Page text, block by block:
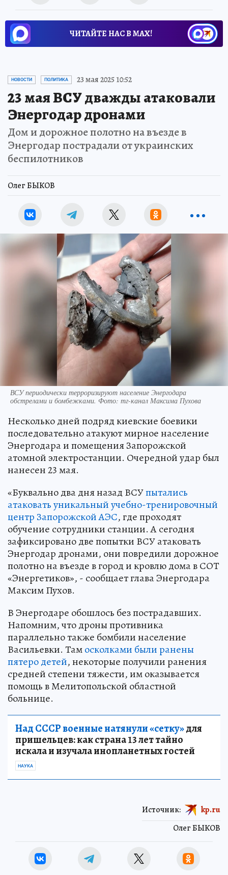
ЧИТАЙТЕ НАС В МАХ!
НОВОСТИ ПОЛИТИКА 23 мая 2025 10:52
23 мая ВСУ дважды атаковали
Энергодар дронами
Дом и дорожное полотно на въезде в
Энергодар пострадали от украинских
беспилотников
Олег БЫКОВ
ВСУ периодически терроризируют население Энергодара
обстрелами и бомбежками. Фото: тг-канал Максима Пухова
Несколько дней подряд киевские боевики
последовательно атакуют мирное население
Энергодара и помещения Запорожской
атомной электростанции. Очередной удар был
нанесен 23 мая.
«Буквально два дня назад ВСУпытались
атаковать уникальный учебно-тренировочный
центр Запорожской АЭС, где проходят
обучение сотрудники станции. А сегодня
зафиксировано две попытки ВСУ атаковать
Энергодар дронами, они повредили дорожное
полотно на въезде в город и кровлю дома в СОТ
«Энергетиков», - сообщает глава Энергодара
Максим Пухов.
В Энергодаре обошлось без пострадавших.
Напомним, что дроны противника
параллельно также бомбили население
Васильевки. Тамосколками были ранены
пятеро детей, некоторые получили ранения
средней степени тяжести, им оказывается
помощь в Мелитопольской областной
больнице.
Над СССР военные натянули «сетку»для
пришельцев: как страна 13 лет тайно
искала и изучала инопланетных гостей
НАУКА
Олег БЫКОВ
Источник: kp.ru